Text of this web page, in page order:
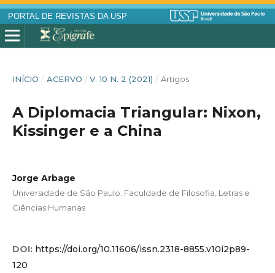
PORTAL DE REVISTAS DA USP
INÍCIO / ACERVO / V. 10 N. 2 (2021) / Artigos
A Diplomacia Triangular: Nixon,
Kissinger e a China
Jorge Arbage
Universidade de São Paulo. Faculdade de Filosofia, Letras e
Ciências Humanas
DOI: https://doi.org/10.11606/issn.2318-8855.v10i2p89-
120